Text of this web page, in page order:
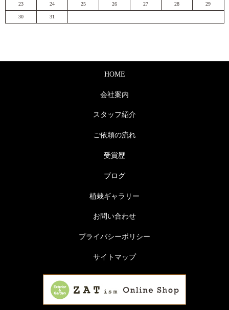
23 24 25 26 27 28 29
30 31
HOME
会社案内
スタッフ紹介
ご依頼の流れ
受賞歴
ブログ
植栽ギャラリー
お問い合わせ
プライバシーポリシー
サイトマップ